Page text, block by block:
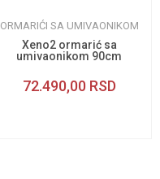
ORMARIĆI SA UMIVAONIKOM
Xeno2 ormarić sa
umivaonikom 90cm
72.490,00 RSD